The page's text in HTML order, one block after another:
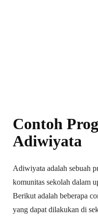
Contoh
Adiwiyata
Adiwiyata adalah sebuah
komunitas sekolah dalam
Berikut adalah beberapa
yang dapat dilakukan di